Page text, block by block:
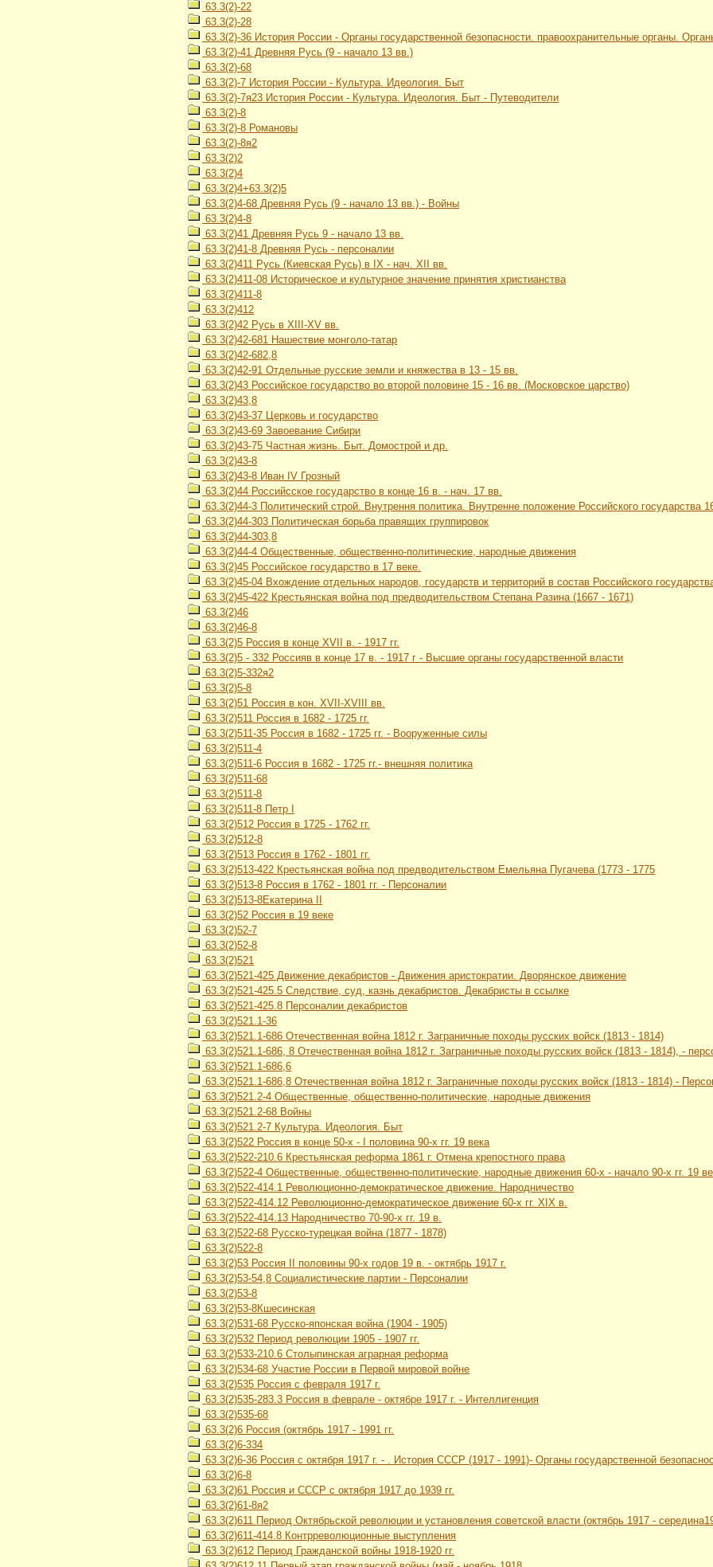
63.3(2)-22
63.3(2)-28
63.3(2)-36 История России - Органы государственной безопасности. правоохранительные органы.
63.3(2)-41 Древняя Русь (9 - начало 13 вв.)
63.3(2)-68
63.3(2)-7 История России - Культура. Идеология. Быт
63.3(2)-7я23 История России - Культура. Идеология. Быт - Путеводители
63.3(2)-8
63.3(2)-8 Романовы
63.3(2)-8я2
63.3(2)2
63.3(2)4
63.3(2)4+63.3(2)5
63.3(2)4-68 Древняя Русь (9 - начало 13 вв.) - Войны
63.3(2)4-8
63.3(2)41 Древняя Русь 9 - начало 13 вв.
63.3(2)41-8 Древняя Русь - персоналии
63.3(2)411 Русь (Киевская Русь) в IX - нач. XII вв.
63.3(2)411-08 Историческое и культурное значение принятия христианства
63.3(2)411-8
63.3(2)412
63.3(2)42 Русь в XIII-XV вв.
63.3(2)42-681 Нашествие монголо-татар
63.3(2)42-682,8
63.3(2)42-91 Отдельные русские земли и княжества в 13 - 15 вв.
63.3(2)43 Российское государство во второй половине 15 - 16 вв. (Московское царство)
63.3(2)43,8
63.3(2)43-37 Церковь и государство
63.3(2)43-69 Завоевание Сибири
63.3(2)43-75 Частная жизнь. Быт. Домострой и др.
63.3(2)43-8
63.3(2)43-8 Иван IV Грозный
63.3(2)44 Российсское государство в конце 16 в. - нач. 17 вв.
63.3(2)44-3 Политический строй. Внутрення политика. Внутренне положение Российского государства
63.3(2)44-303 Политическая борьба правящих группировок
63.3(2)44-303,8
63.3(2)44-4 Общественные, общественно-политические, народные движения
63.3(2)45 Российское государство в 17 веке.
63.3(2)45-04 Вхождение отдельных народов, государств и территорий в состав Российского
63.3(2)45-422 Крестьянская война под предводительством Степана Разина (1667 - 1671)
63.3(2)46
63.3(2)46-8
63.3(2)5 Россия в конце XVII в. - 1917 гг.
63.3(2)5 - 332 Россияв в конце 17 в. - 1917 г - Высшие органы государственной власти
63.3(2)5-332я2
63.3(2)5-8
63.3(2)51 Россия в кон. XVII-XVIII вв.
63.3(2)511 Россия в 1682 - 1725 гг.
63.3(2)511-35 Россия в 1682 - 1725 гг. - Вооруженные силы
63.3(2)511-4
63.3(2)511-6 Россия в 1682 - 1725 гг.- внешняя политика
63.3(2)511-68
63.3(2)511-8
63.3(2)511-8 Петр I
63.3(2)512 Россия в 1725 - 1762 гг.
63.3(2)512-8
63.3(2)513 Россия в 1762 - 1801 гг.
63.3(2)513-422 Крестьянская война под предводительством Емельяна Пугачева (1773 - 1775
63.3(2)513-8 Россия в 1762 - 1801 гг. - Персоналии
63.3(2)513-8Екатерина II
63.3(2)52 Россия в 19 веке
63.3(2)52-7
63.3(2)52-8
63.3(2)521
63.3(2)521-425 Движение декабристов - Движения аристократии. Дворянское движение
63.3(2)521-425.5 Следствие, суд, казнь декабристов. Декабристы в ссылке
63.3(2)521-425.8 Персоналии декабристов
63.3(2)521.1-36
63.3(2)521.1-686 Отечественная война 1812 г. Заграничные походы русских войск (1813 - 1814)
63.3(2)521.1-686, 8 Отечественная война 1812 г. Заграничные походы русских войск (1813 - 1814), -
63.3(2)521.1-686,6
63.3(2)521.1-686,8 Отечественная война 1812 г. Заграничные походы русских войск (1813 - 1814) -
63.3(2)521.2-4 Общественные, общественно-политические, народные движения
63.3(2)521.2-68 Войны
63.3(2)521.2-7 Культура. Идеология. Быт
63.3(2)522 Россия в конце 50-х - I половина 90-х гг. 19 века
63.3(2)522-210.6 Крестьянская реформа 1861 г. Отмена крепостного права
63.3(2)522-4 Общественные, общественно-политические, народные движения 60-х - начало 90-х гг. 19
63.3(2)522-414.1 Революционно-демократическое движение. Народничество
63.3(2)522-414.12 Революционно-демократическое движение 60-х гг. XIX в.
63.3(2)522-414.13 Народничество 70-90-х гг. 19 в.
63.3(2)522-68 Русско-турецкая война (1877 - 1878)
63.3(2)522-8
63.3(2)53 Россия II половины 90-х годов 19 в. - октябрь 1917 г.
63.3(2)53-54,8 Социалистические партии - Персоналии
63.3(2)53-8
63.3(2)53-8Кшесинская
63.3(2)531-68 Русско-японская война (1904 - 1905)
63.3(2)532 Период революции 1905 - 1907 гг.
63.3(2)533-210.6 Столыпинская аграрная реформа
63.3(2)534-68 Участие России в Первой мировой войне
63.3(2)535 Россия с февраля 1917 г.
63.3(2)535-283.3 Россия в феврале - октябре 1917 г. - Интеллигенция
63.3(2)535-68
63.3(2)6 Россия (октябрь 1917 - 1991 гг.
63.3(2)6-334
63.3(2)6-36 Россия с октября 1917 г. - . История СССР (1917 - 1991)- Органы государственной
63.3(2)6-8
63.3(2)61 Россия и СССР с октября 1917 до 1939 гг.
63.3(2)61-8я2
63.3(2)611 Период Октябрьской революции и установления советской власти (октябрь 1917 -
63.3(2)611-414.8 Контрреволюционные выступления
63.3(2)612 Период Гражданской войны 1918-1920 гг.